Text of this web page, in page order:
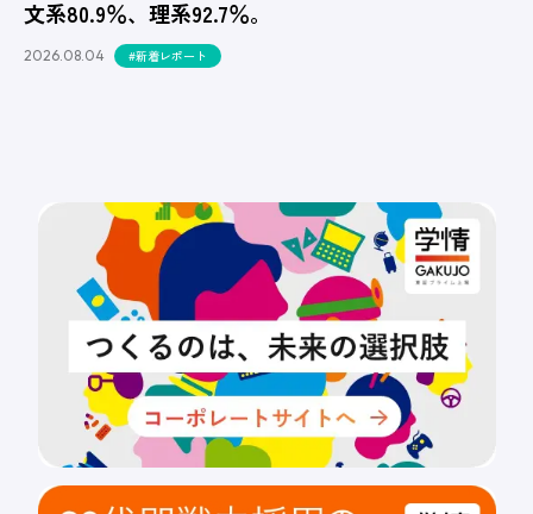
文系80.9％、理系92.7％。
2026.08.04 #新着レポート